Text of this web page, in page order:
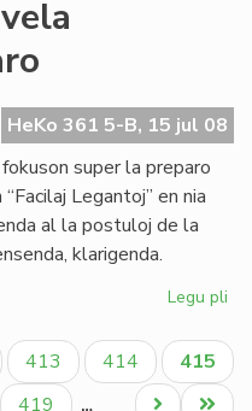
en
HeKo 361 5-B, 15 jul 08
super la preparo
Legantoj” en nia
al la postuloj de la
klarigenda.
Legu pli
la
Paĝo
413 Paĝo
414
Aktuala
paĝo
415
Paĝo
419 …
Last
Next